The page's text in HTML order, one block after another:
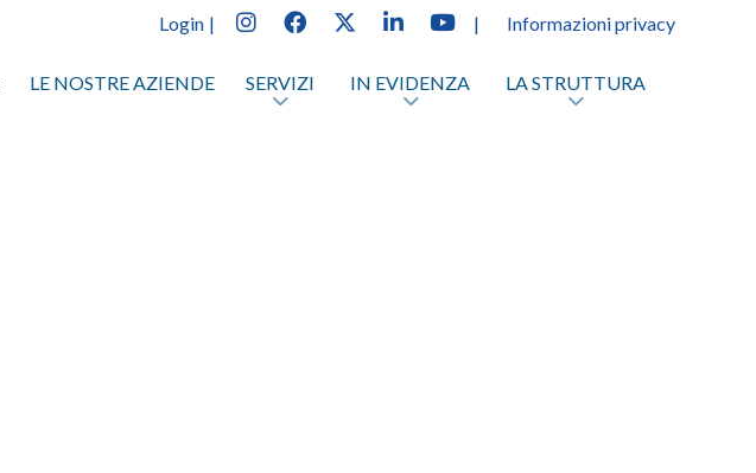
Login | | Informazioni privacy
LE NOSTRE AZIENDE SERVIZI IN EVIDENZA LA STRUTTURA